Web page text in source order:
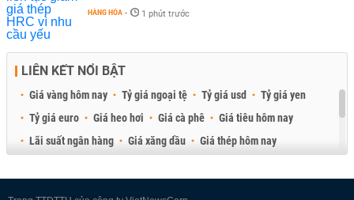
HÀNG HÓA - 1 phút trước
LIÊN KẾT NỔI BẬT
Giá vàng hôm nay Tỷ giá ngoại tệ Tỷ giá usd
Tỷ giá yen
Tỷ giá euro
Giá heo hơi Giá cà phê
Giá tiêu hôm nay
Lãi suất ngân hàng
Giá xăng dầu
Giá thép hôm nay